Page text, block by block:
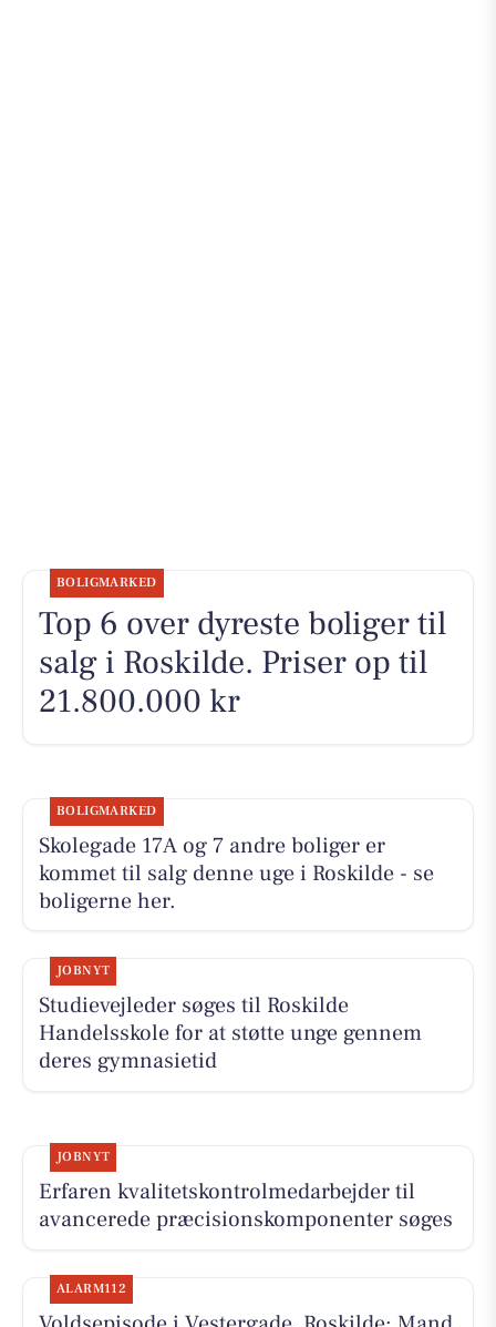
BOLIGMARKED
Top 6 over dyreste boliger til
salg i Roskilde. Priser op til
21.800.000 kr
BOLIGMARKED
Skolegade 17A og 7 andre boliger er
kommet til salg denne uge i Roskilde - se
boligerne her.
JOBNYT
Studievejleder søges til Roskilde
Handelsskole for at støtte unge gennem
deres gymnasietid
JOBNYT
Erfaren kvalitetskontrolmedarbejder til
avancerede præcisionskomponenter søges
ALARM112